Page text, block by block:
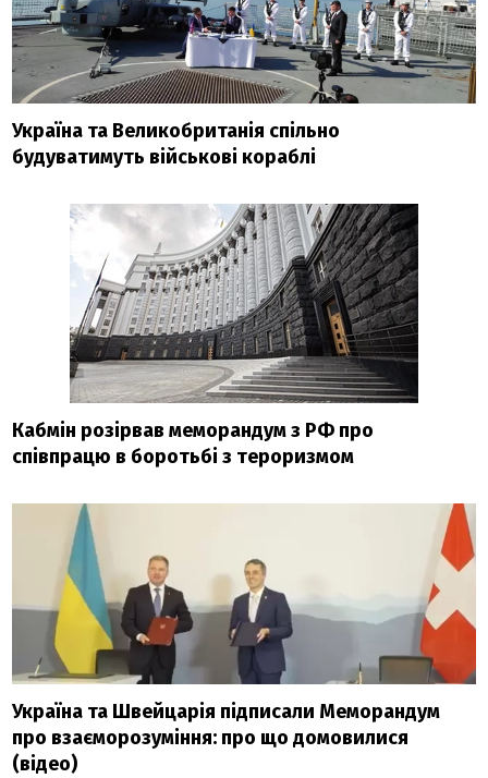
Україна та Великобританія спільно
будуватимуть військові кораблі
Кабмін розірвав меморандум з РФ про
співпрацю в боротьбі з тероризмом
Україна та Швейцарія підписали Меморандум
про взаєморозуміння: про що домовилися
(відео)